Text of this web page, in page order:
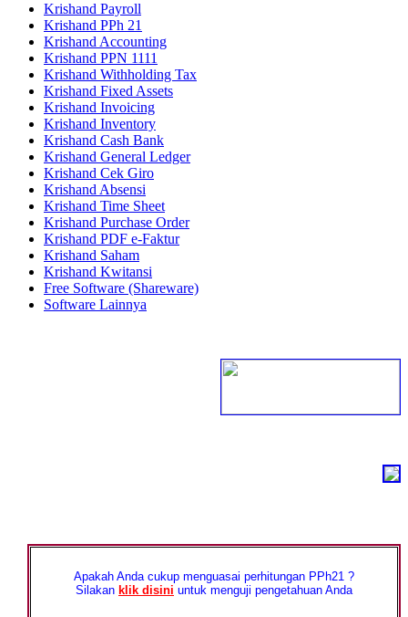
Krishand Payroll
Krishand PPh 21
Krishand Accounting
Krishand PPN 1111
Krishand Withholding Tax
Krishand Fixed Assets
Krishand Invoicing
Krishand Inventory
Krishand Cash Bank
Krishand General Ledger
Krishand Cek Giro
Krishand Absensi
Krishand Time Sheet
Krishand Purchase Order
Krishand PDF e-Faktur
Krishand Saham
Krishand Kwitansi
Free Software (Shareware)
Software Lainnya
Apakah Anda cukup menguasai perhitungan PPh21 ?
Silakan klik disini untuk menguji pengetahuan Anda